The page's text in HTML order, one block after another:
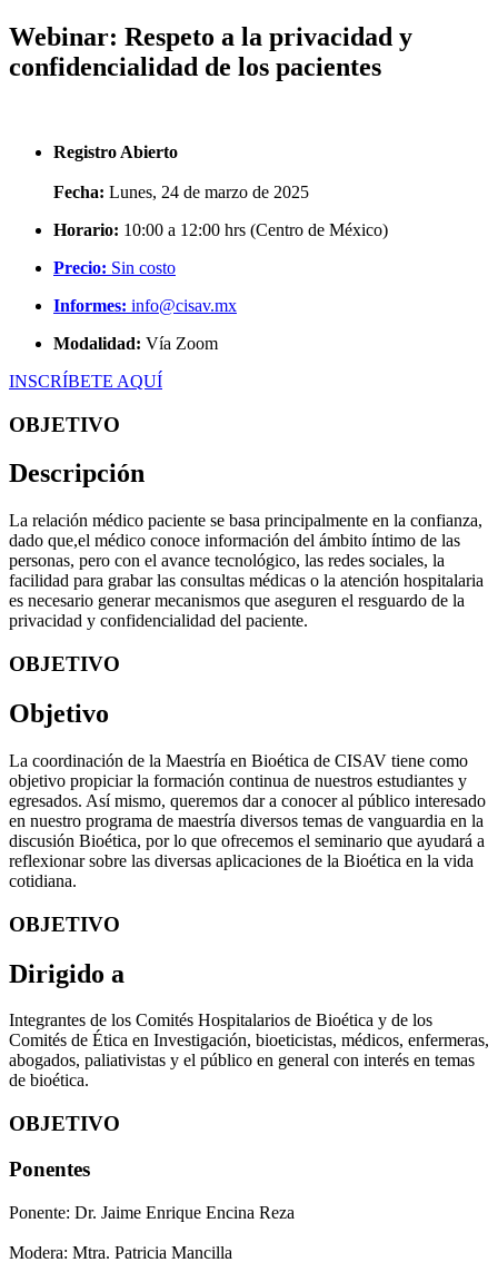
Webinar: Respeto a la privacidad y
confidencialidad de los pacientes
Registro Abierto
Fecha: Lunes, 24 de marzo de 2025
Horario: 10:00 a 12:00 hrs (Centro de México)
Precio: Sin costo
Informes: info@cisav.mx
Modalidad: Vía Zoom
INSCRÍBETE AQUÍ
OBJETIVO
Descripción
La relación médico paciente se basa principalmente en la confianza,
dado que,el médico conoce información del ámbito íntimo de las
personas, pero con el avance tecnológico, las redes sociales, la
facilidad para grabar las consultas médicas o la atención hospitalaria
es necesario generar mecanismos que aseguren el resguardo de la
privacidad y confidencialidad del paciente.
OBJETIVO
Objetivo
La coordinación de la Maestría en Bioética de CISAV tiene como
objetivo propiciar la formación continua de nuestros estudiantes y
egresados. Así mismo, queremos dar a conocer al público interesado
en nuestro programa de maestría diversos temas de vanguardia en la
discusión Bioética, por lo que ofrecemos el seminario que ayudará a
reflexionar sobre las diversas aplicaciones de la Bioética en la vida
cotidiana.
OBJETIVO
Dirigido a
Integrantes de los Comités Hospitalarios de Bioética y de los
Comités de Ética en Investigación, bioeticistas, médicos, enfermeras,
abogados, paliativistas y el público en general con interés en temas
de bioética.
OBJETIVO
Ponentes
Ponente: Dr. Jaime Enrique Encina Reza
Modera: Mtra. Patricia Mancilla